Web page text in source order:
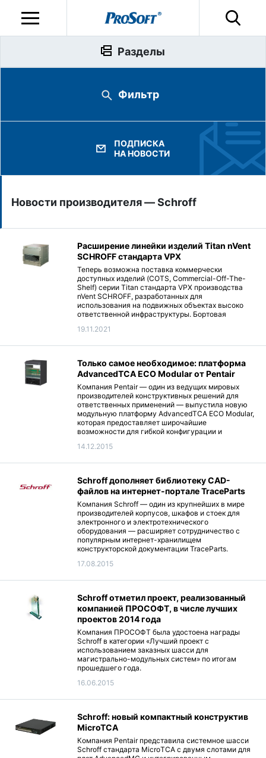
Новости производителя — Schroff
Расширение линейки изделий Titan nVent
SCHROFF стандарта VPX
Теперь возможна поставка коммерчески
доступных изделий (COTS, Commercial-Off-The-
Shelf) серии Titan стандарта VPX производства
nVent SCHROFF, разработанных для
использования на подвижных объектах высоко
ответственной инфраструктуры. Бортовая
19-дюймовый конструктив основана на блочном
соответственно.
19.11.2021
Только самое необходимое: платформа
AdvancedTCA ECO Modular от Pentair
Компания Pentair — один из ведущих мировых
производителей конструктивных решений для
ответственных применений — выпустила новую
модульную платформу AdvancedTCA ECO Modular,
которая предоставляет широчайшие
возможности для гибкой конфигурации и
данных.
14.12.2015
Schroff дополняет библиотеку CAD-
файлов на интернет-портале TraceParts
Компания Schroff — один из крупнейших в мире
производителей корпусов, шкафов и стоек для
электронного и электротехнического
оборудования — расширяет сотрудничество с
популярным интернет-хранилищем
конструкторской документации TraceParts.
17.08.2015
Schroff отметил проект, реализованный
компанией ПРОСОФТ, в числе лучших
проектов 2014 года
Компания ПРОСОФТ была удостоена награды
Schroff в категории «Лучший проект с
использованием заказных шасси для
магистрально-модульных систем» по итогам
прошедшего года.
16.06.2015
Schroff: новый компактный конструктив
MicroTCA
Компания Pentair представила системное шасси
Schroff стандарта MicroTCA с двумя слотами для
Разделы
Фильтр
ПОДПИСКА
НА НОВОСТИ